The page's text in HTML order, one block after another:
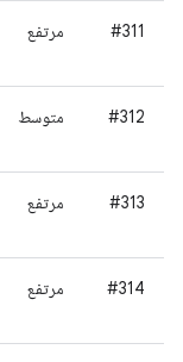
#311 مرتفع
#312 متوسط
#313 مرتفع
#314 مرتفع